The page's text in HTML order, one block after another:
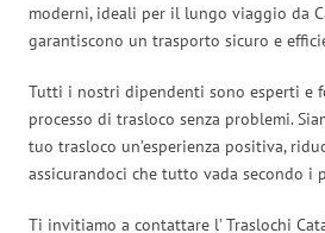
moderni, ideali per il lungo viaggio da
garantiscono un trasporto sicuro e
Tutti i nostri dipendenti sono esperti e
processo di trasloco senza problemi.
tuo trasloco un’esperienza positiva,
assicurandoci che tutto vada secondo i
Ti invitiamo a contattare l’ Traslochi